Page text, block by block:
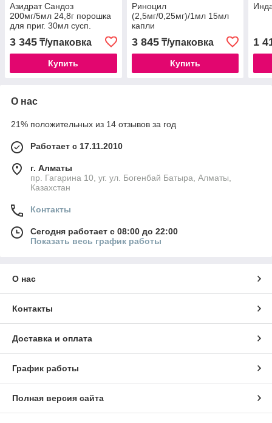
Азидрат Сандоз
200мг/5мл 24,8г порошка
для приг. 30мл сусп.
3 345 ₸/упаковка
Купить
Риноцил
(2,5мг/0,25мг)/1мл 15мл
капли
3 845₸/упаковка
Купить
1
О нас
21% положительных из 14 отзывов за год
Работает с 17.11.2010
г. Алматы
пр. Гагарина 10, уг. ул. Богенбай Батыра, Алматы,
Казахстан
Контакты
Сегодня работает с 08:00 до 22:00
Показать весь график работы
О нас
Контакты
Доставка и оплата
График работы
Полная версия сайта